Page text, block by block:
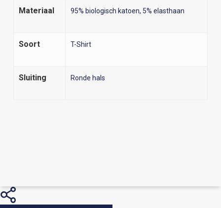
Materiaal 95% biologisch katoen, 5% elasthaan
Soort T-Shirt
Sluiting Ronde hals